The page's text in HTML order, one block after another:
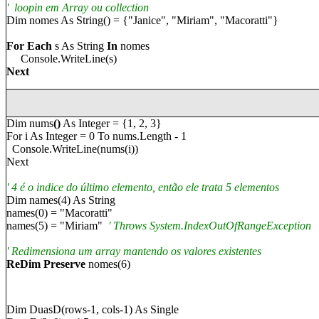
' loopin em Array ou collection
Dim nomes As String() = {"Janice", "Miriam", "Macoratti"}
For Each s As String In nomes
Console.WriteLine(s)
Next
Dim nums() As Integer = {1, 2, 3}
For i As Integer = 0 To nums.Length - 1
Console.WriteLine(nums(i))
Next
' 4 é o indice do último elemento, então ele trata 5 elementos
Dim names(4) As String
names(0) = "Macoratti"
names(5) = "Miriam" ' Throws System.IndexOutOfRangeException
' Redimensiona um array mantendo os valores existentes
ReDim Preserve nomes(6)
Dim DuasD(rows-1, cols-1) As Single